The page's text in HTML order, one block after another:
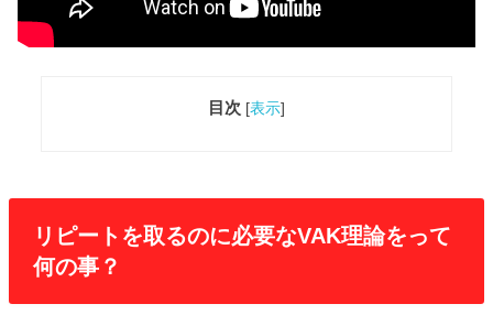
目次 [表示]
リピートを取るのに必要なVAK理論をって
何の事？